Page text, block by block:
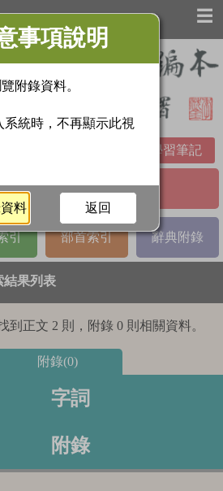
☰
學習筆記
進階檢索
引 部首索引 辭典附錄
結果列表
到正文 2 則，附錄 0 則相關資料。
附錄(0)
字詞
附錄